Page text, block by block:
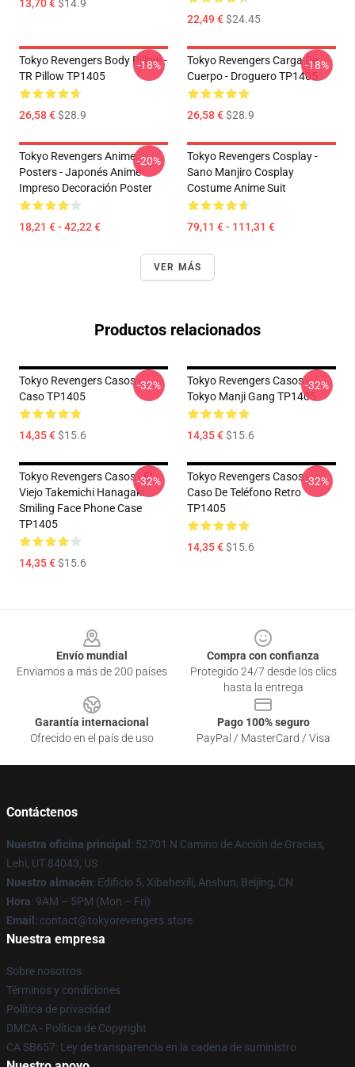
13,70 €$14.9
22,49 €$24.45
Tokyo Revengers Body Pillow -
TR Pillow TP1405
26,58 €$28.9
-18%
Tokyo Revengers Carga De
Cuerpo - Droguero TP1405
26,58 €$28.9
-18%
Tokyo Revengers Anime
Posters - Japonés Anime
Impreso Decoración Poster
18,21 € - 42,22 €
-20%
Tokyo Revengers Cosplay -
Sano Manjiro Cosplay
Costume Anime Suit
79,11 € - 111,31 €
VER MÁS
Productos relacionados
Tokyo Revengers Casos -
Caso TP1405
14,35 €$15.6
-32%
Tokyo Revengers Casos -
Tokyo Manji Gang TP1405
14,35 €$15.6
-32%
Tokyo Revengers Casos - El
Viejo Takemichi Hanagaki
Smiling Face Phone Case
TP1405
14,35 €$15.6
-32%
Tokyo Revengers Casos -
Caso De Teléfono Retro
TP1405
14,35 €$15.6
-32%
Envío mundial
Enviamos a más de 200 países
Compra con confianza
Protegido 24/7 desde los clics
hasta la entrega
Garantía internacional
Ofrecido en el país de uso
Pago 100% seguro
PayPal / MasterCard / Visa
Contáctenos
Nuestra oficina principal : 52701 N Camino de Acción de Gracias,
Lehi, UT 84043, US
Nuestro almacén: Edificio 5, Xibahexili, Anshun, Beijing, CN
Hora: 9AM – 5PM (Mon – Fri)
Email : contact@tokyorevengers.store
Nuestra empresa
Sobre nosotros
Términos y condiciones
Política de privacidad
DMCA - Política de Copyright
CA SB657: Ley de transparencia en la cadena de suministro